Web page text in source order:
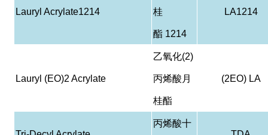
Lauryl Acrylate1214 桂
酯1214
LA1214
Lauryl (EO)2 Acrylate
乙氧化(2)
丙烯酸月
桂酯
(2EO) LA
丙烯酸十